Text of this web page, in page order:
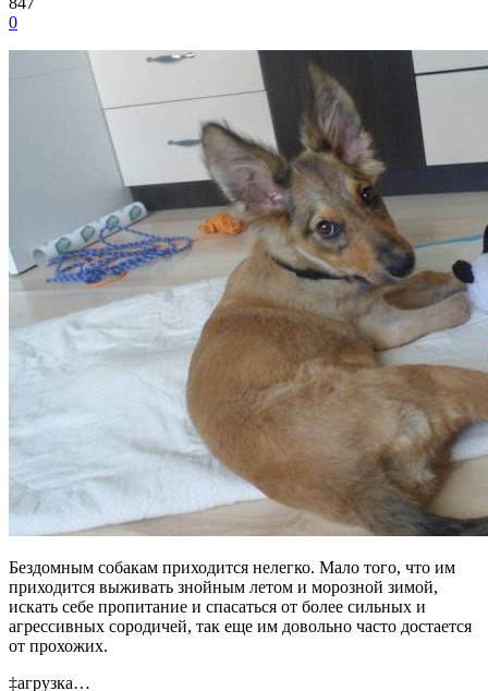
0
Бездомным собакам приходится нелегко. Мало того, что им
приходится выживать знойным летом и морозной зимой,
искать себе пропитание и спасаться от более сильных и
агрессивных сородичей, так еще им довольно часто достается
от прохожих.
‡агрузка…